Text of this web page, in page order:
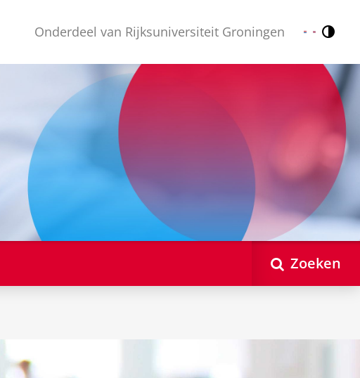
Onderdeel van Rijksuniversiteit Groningen Nederlands
English
Zoeken